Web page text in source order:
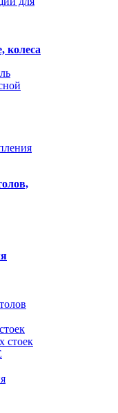
колеса
стоек